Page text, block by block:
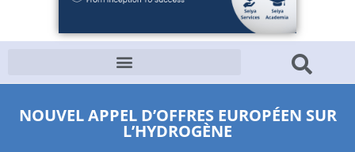
NOUVEL APPEL D’OFFRES EUROPÉEN SUR
L’HYDROGÈNE